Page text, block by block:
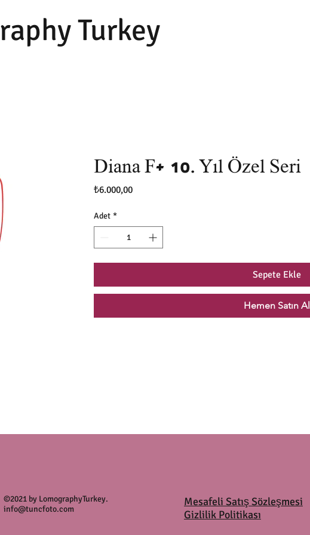
Turkey
Diana F+ 10. Yıl Özel Seri
₺6.000,00Fiyat
Adet *
Sepete Ekle
Hemen Satın Al
©2021 by LomographyTurkey.
info@tuncfoto.com
Mesafeli Satış Sözleşmesi
Gizlilik Politikası